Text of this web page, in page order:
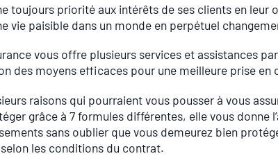
toujours priorité aux intérêts de ses clients en
vie paisible dans un monde en perpétuel
vous offre plusieurs services et assistances
des moyens efficaces pour une meilleure prise en
raisons qui pourraient vous pousser à vous
grâce à 7 formules différentes, elle vous donne
sans oublier que vous demeurez bien
les conditions du contrat.